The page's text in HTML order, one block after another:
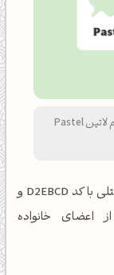
رنگ سبز دودی پاستلی با کد هگز D2EBCD و نام لاتین Pastel
همچنین باید اشاره شود که رنگ سبز دودی پاستلی با کد D2EBCD و